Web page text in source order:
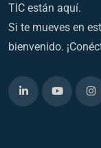
TIC están aquí.
Si te mueves en
bienvenido.